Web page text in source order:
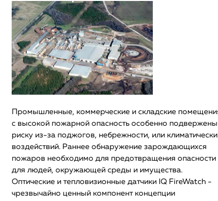
Промышленные, коммерческие и складские
с высокой пожарной опасность особенно подвержены
риску из-за поджогов, небрежности, или
воздействий. Раннее обнаружение зарождающихся
пожаров необходимо для предотвращения опасности
для людей, окружающей среды и имущества.
Оптические и тепловизионные датчики IQ FireWatch -
чрезвычайно ценный компонент концепции